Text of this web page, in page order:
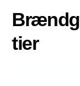
tier